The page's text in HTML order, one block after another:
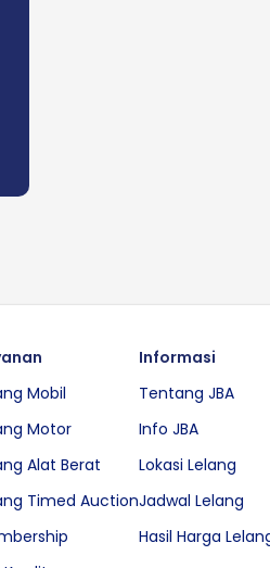
Mobil
Motor
Alat Berat
Timed Auction
Informasi
Tentang JBA
Info JBA
Lokasi Lelang
Jadwal Lelang
Hasil Harga